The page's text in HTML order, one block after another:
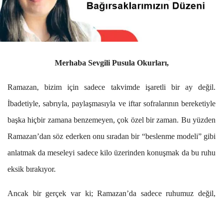
Merhaba Sevgili Pusula Okurları,
Ramazan, bizim için sadece takvimde işaretli bir ay değil.
İbadetiyle, sabrıyla, paylaşmasıyla ve iftar sofralarının bereketiyle
başka hiçbir zamana benzemeyen, çok özel bir zaman. Bu yüzden
Ramazan’dan söz ederken onu sıradan bir “beslenme modeli” gibi
anlatmak da meseleyi sadece kilo üzerinden konuşmak da bu ruhu
eksik bırakıyor.
Ancak bir gerçek var ki; Ramazan’da sadece ruhumuz değil,